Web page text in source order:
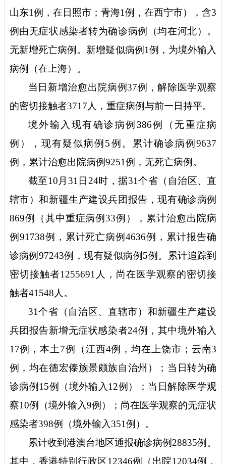
山东1例，在日照市；青海1例，在西宁市），含3
例由无症状感染者转为确诊病例（均在河北）。
无新增死亡病例。新增疑似病例1例，为境外输入
病例（在上海）。
当日新增治愈出院病例 37例，解除医学观察
的密切接触者3717人，重症病例与前一日持平。
境外输入现有确诊病例 386例（无重症病
例），现有疑似病例5例。累计确诊病例9637
例，累计治愈出院病例9251例，无死亡病例。
截至10月31日24时，据31个省（自治区、直
辖市）和新疆生产建设兵团报告，现有确诊病例
869例（其中重症病例33例），累计治愈出院病
例91738例，累计死亡病例4636例，累计报告确
诊病例97243例，现有疑似病例5例。累计追踪到
密切接触者1255691人，尚在医学观察的密切接
触者41548人。
31个省（自治区、直辖市）和新疆生产建设
兵团报告新增无症状感染者24例，其中境外输入
17例，本土7例（江西4例，均在上饶市；云南3
例，均在德宏傣族景颇族自治州）；当日转为确
诊病例15例（境外输入12例）；当日解除医学观
察10例（境外输入9例）；尚在医学观察的无症状
感染者398例（境外输入351例）。
累计收到港澳台地区通报确诊病例 28835例。
其中，香港特别行政区12346例（出院12034例，